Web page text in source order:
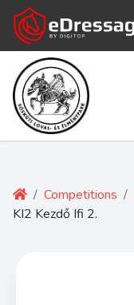
/ Competitions /
KI2 Kezdő Ifi 2.